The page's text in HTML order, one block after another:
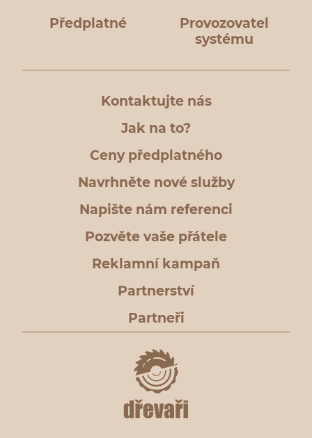
Předplatné
Provozovatel
systému
Kontaktujte nás
Jak na to?
Ceny předplatného
Navrhněte nové služby
Napište nám referenci
Pozvěte vaše přátele
Reklamní kampaň
Partnerství
Partneři